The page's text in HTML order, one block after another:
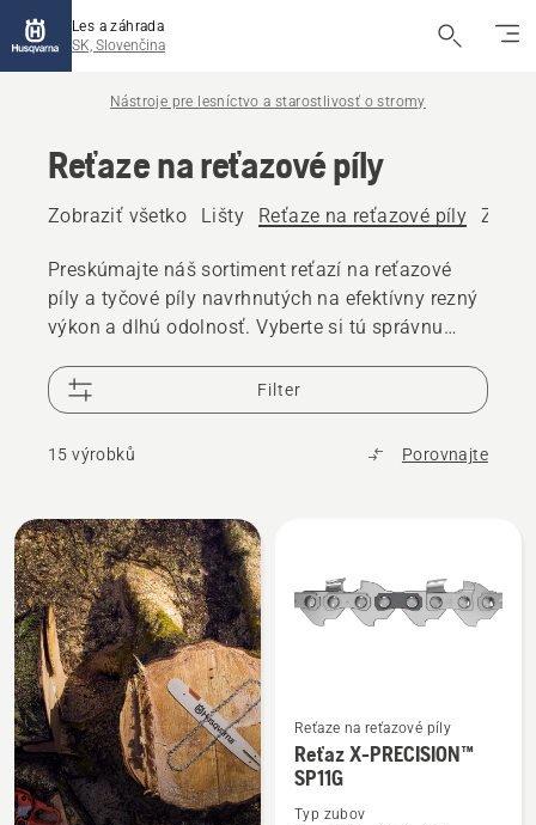
Les a záhrada
SK, Slovenčina
Nástroje pre lesníctvo a starostlivosť o stromy
Reťaze na reťazové píly
Zobraziť všetko Lišty Reťaze na reťazové píly
Preskúmajte náš sortiment reťazí na reťazové
píly a tyčové píly navrhnutých na efektívny rezný
výkon a dlhú odolnosť. Vyberte si tú správnu
už pílite palivové drevo, staráte sa o stromy alebo
vykonávate profesionálne lesnícke práce.
Filter
15 výrobků Porovnajte
Všetky
výrobky
Zobraziť
viac
Reťaze na reťazové píly
Reťaz X-PRECISION™
SP11G
Typ zubov